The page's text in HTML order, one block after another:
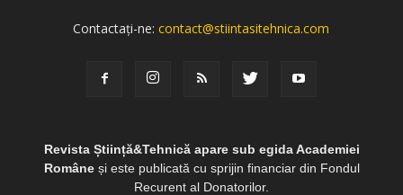
Contactați-ne:contact@stiintasitehnica.com
Revista Știință&Tehnică apare sub egida Academiei
Româneși este publicată cu sprijin financiar din Fondul
Recurent al Donatorilor.